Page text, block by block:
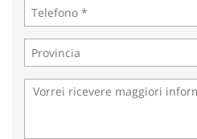
Cookie delle preferenze
Cookie per il